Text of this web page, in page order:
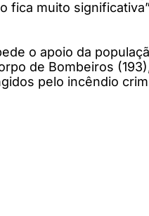
fica muito
o apoio da
de Bombeiros
pelo incêndio